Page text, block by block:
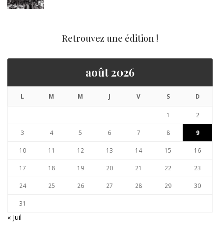
Retrouvez une édition !
août 2026
L M M J V S D
1 2
3 4 5 6 7 8 9
10 11 12 13 14 15 16
17 18 19 20 21 22 23
24 25 26 27 28 29 30
31
« Juil